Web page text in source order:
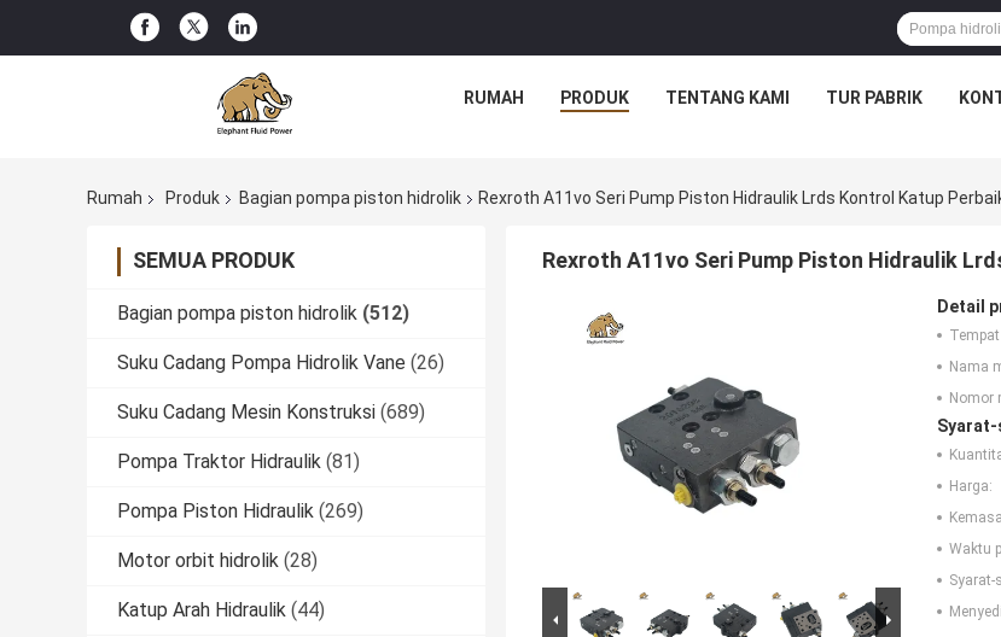
RUMAH PRODUK TENTANG KAMI TUR PABRIK
Rumah Produk Bagian pompa piston hidrolik Rexroth A11vo Seri Pump Piston Hidraulik Lrds Kontrol Katup
SEMUA PRODUK
Bagian pompa piston hidrolik (512)
Suku Cadang Pompa Hidrolik Vane (26)
Suku Cadang Mesin Konstruksi (689)
Pompa Traktor Hidraulik (81)
Pompa Piston Hidraulik (269)
Motor orbit hidrolik (28)
Katup Arah Hidraulik (44)
Rexroth A11vo Seri Pump Piston Hidraulik
Detail
Nama
Nomor
Syarat-
Harga:
Waktu
Syarat-